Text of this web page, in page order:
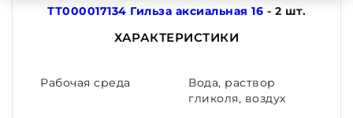
ТТ000017134 Гильза аксиальная 16 - 2 шт.
ХАРАКТЕРИСТИКИ
Рабочая среда
Вода, раствор
гликоля, воздух